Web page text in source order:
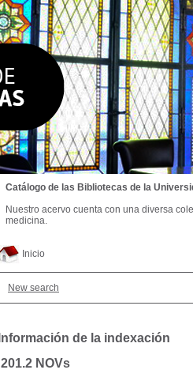
Inicio
New search
Información de la indexación
201.2 NOVs
Catálogo de las Bibliotecas de la
Nuestro acervo cuenta con una diversa
medicina.